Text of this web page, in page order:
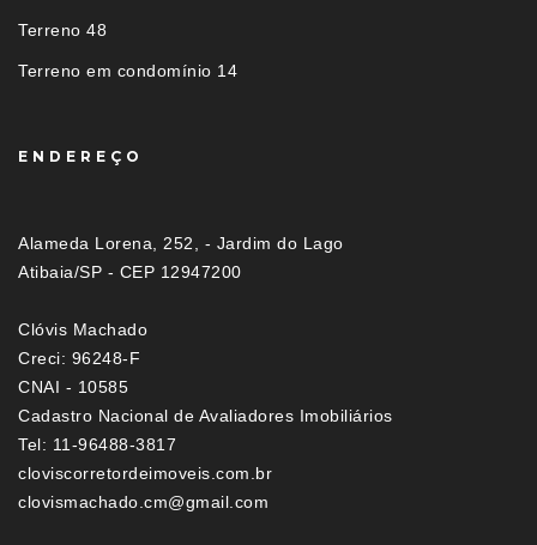
Terreno 48
Terreno em condomínio 14
ENDEREÇO
Alameda Lorena, 252, - Jardim do Lago
Atibaia/SP - CEP 12947200
Clóvis Machado
Creci: 96248-F
CNAI - 10585
Cadastro Nacional de Avaliadores Imobiliários
Tel: 11-96488-3817
cloviscorretordeimoveis.com.br
clovismachado.cm@gmail.com